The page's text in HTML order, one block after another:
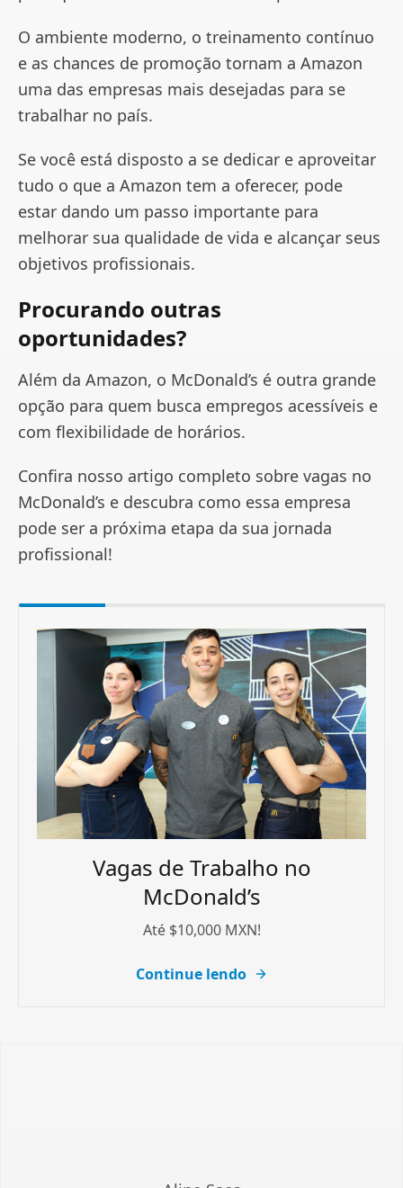
O ambiente moderno, o treinamento contínuo
e as chances de promoção tornam a Amazon
uma das empresas mais desejadas para se
trabalhar no país.
Se você está disposto a se dedicar e aproveitar
tudo o que a Amazon tem a oferecer, pode
estar dando um passo importante para
melhorar sua qualidade de vida e alcançar seus
objetivos profissionais.
Procurando outras
oportunidades?
Além da Amazon, o McDonald’s é outra grande
opção para quem busca empregos acessíveis e
com flexibilidade de horários.
Confira nosso artigo completo sobre vagas no
McDonald’s e descubra como essa empresa
pode ser a próxima etapa da sua jornada
profissional!
Vagas de Trabalho no
McDonald’s
Até $10,000 MXN!
Continue lendo